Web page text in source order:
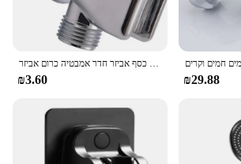
כף מקלחת יד בעל זרוע מתכווננת עם כדור מסתובב אוניברסלי הר כסף אביזר חדר אמבטיה כרום אביזר
₪3.60 ₪29.88